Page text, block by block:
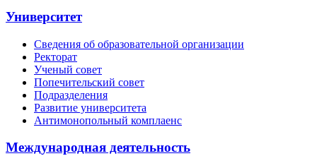
Университет
Сведения об образовательной организации
Ректорат
Ученый совет
Попечительский совет
Подразделения
Развитие университета
Антимонопольный комплаенс
Международная деятельность